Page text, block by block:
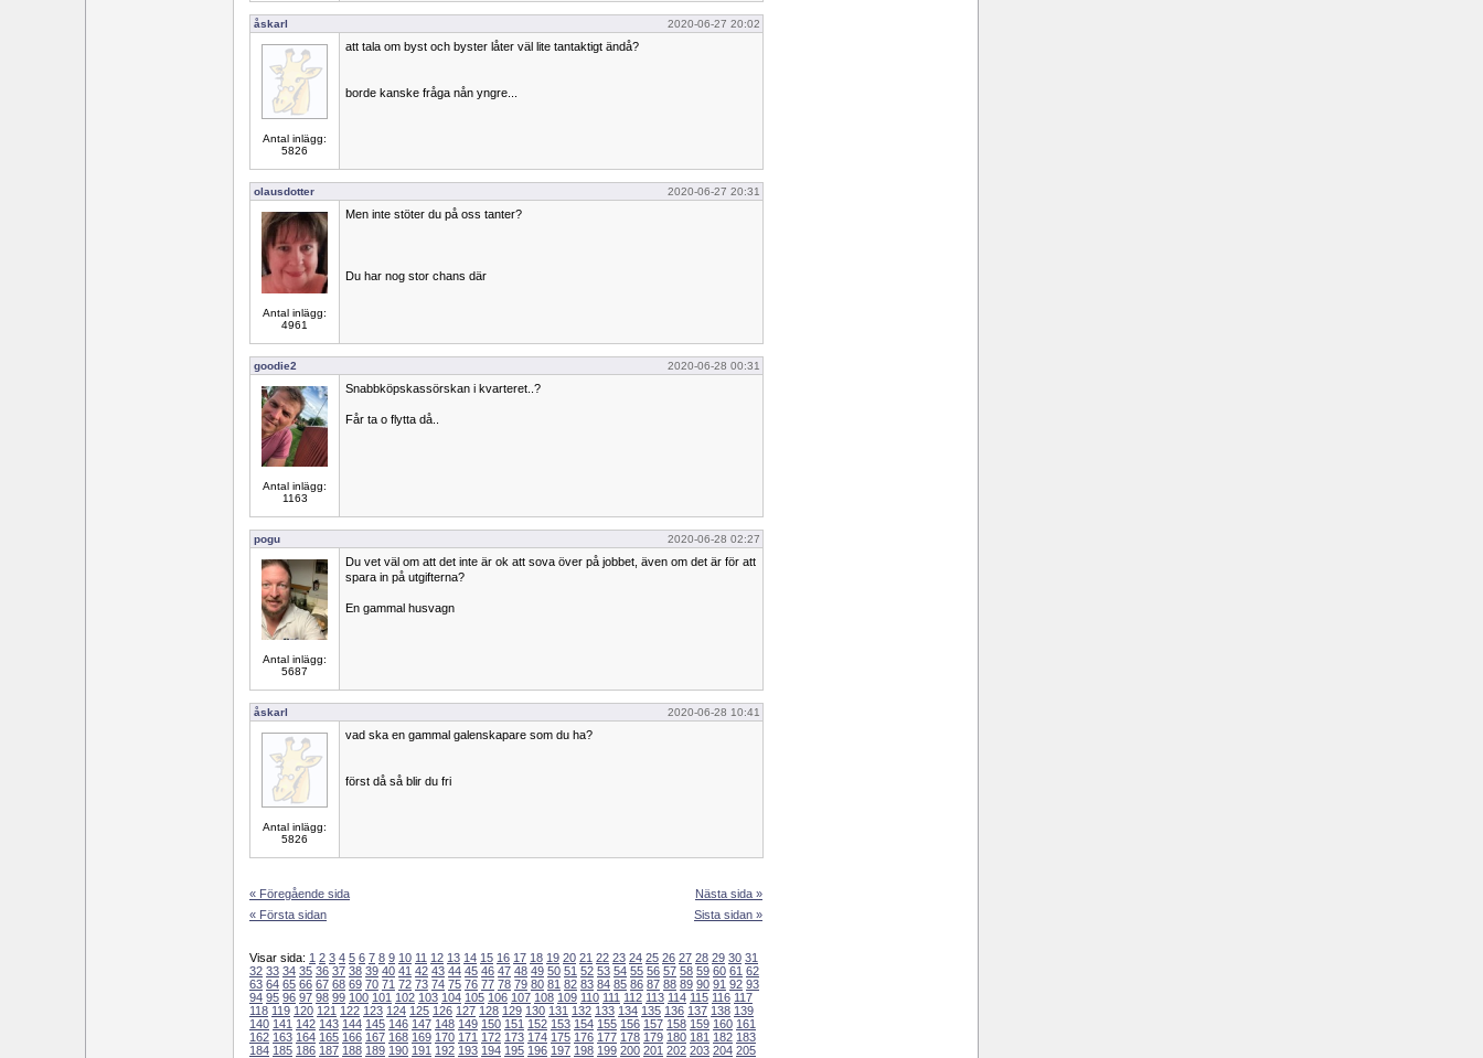
åskarl 2020-06-27 20:02
Antal inlägg:
5826
att tala om byst och byster låter väl lite tantaktigt ändå?
borde kanske fråga nån yngre...
olausdotter 2020-06-27 20:31
Antal inlägg:
4961
Men inte stöter du på oss tanter?
Du har nog stor chans där
goodie2 2020-06-28 00:31
Antal inlägg:
1163
Snabbköpskassörskan i kvarteret..?
Får ta o flytta då..
pogu 2020-06-28 02:27
Antal inlägg:
5687
Du vet väl om att det inte är ok att sova över på jobbet, även om det är för att
spara in på utgifterna?
En gammal husvagn
åskarl 2020-06-28 10:41
Antal inlägg:
5826
vad ska en gammal galenskapare som du ha?
först då så blir du fri
« Föregående sida
« Första sidan
Nästa sida »
Sista sidan »
Visar sida: 1 2 3 4 5 6 7 8 9 10 11 12 13 14 15 16 17 18 19 20 21 22 23 24 25 26 27 28 29 30 31
32 33 34 35 36 37 38 39 40 41 42 43 44 45 46 47 48 49 50 51 52 53 54 55 56 57 58 59 60 61 62
63 64 65 66 67 68 69 70 71 72 73 74 75 76 77 78 79 80 81 82 83 84 85 86 87 88 89 90 91 92 93
94 95 96 97 98 99 100 101 102 103 104 105 106 107 108 109 110 111 112 113 114 115 116 117
118 119 120 121 122 123 124 125 126 127 128 129 130 131 132 133 134 135 136 137 138 139
140 141 142 143 144 145 146 147 148 149 150 151 152 153 154 155 156 157 158 159 160 161
162 163 164 165 166 167 168 169 170 171 172 173 174 175 176 177 178 179 180 181 182 183
184 185 186 187 188 189 190 191 192 193 194 195 196 197 198 199 200 201 202 203 204 205